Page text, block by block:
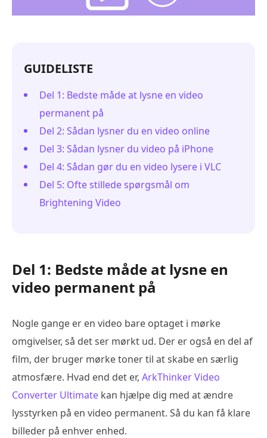
GUIDELISTE
Del 1: Bedste måde at lysne en video
permanent på
Del 2: Sådan lysner du en video online
Del 3: Sådan lysner du video på iPhone
Del 4: Sådan gør du en video lysere i VLC
Del 5: Ofte stillede spørgsmål om
Brightening Video
Del 1: Bedste måde at lysne en
video permanent på
Nogle gange er en video bare optaget i mørke
omgivelser, så det ser mørkt ud. Der er også en del af
film, der bruger mørke toner til at skabe en særlig
atmosfære. Hvad end det er, ArkThinker Video
Converter Ultimate kan hjælpe dig med at ændre
lysstyrken på en video permanent. Så du kan få klare
billeder på enhver enhed.